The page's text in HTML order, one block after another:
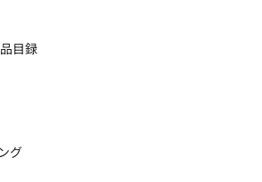
目録
グ